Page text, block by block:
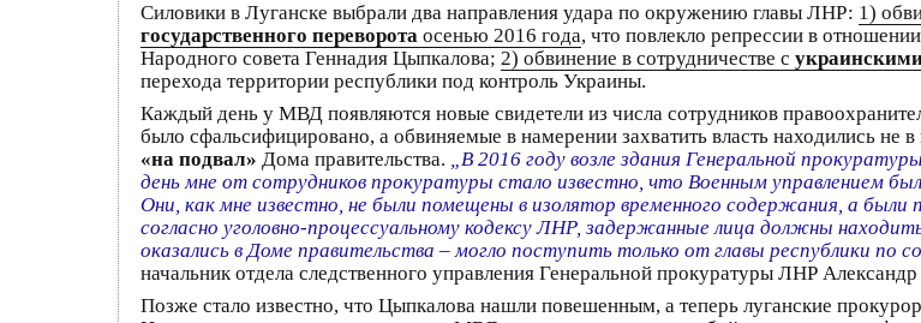
Силовики в Луганске выбрали два направления удара по окружению главы ЛНР: 1)
государственного переворота осенью 2016 года, что повлекло репрессии в
Народного cовета Геннадия Цыпкалова; 2) обвинение в сотрудничестве с
перехода территории республики под контроль Украины.
Каждый день у МВД появляются новые свидетели из числа сотрудников
было сфальсифицировано, а обвиняемые в намерении захватить власть находились
«на подвал» Дома правительства. „В 2016 году возле здания Генеральной
день мне от сотрудников прокуратуры стало известно, что Военным управлением
Они, как мне известно, не были помещены в изолятор временного содержания, а
согласно уголовно-процессуальному кодексу ЛНР, задержанные лица должны
оказались в Доме правительства – могло поступить только от главы республики по
начальник отдела следственного управления Генеральной прокуратуры ЛНР
Позже стало известно, что Цыпкалова нашли повешенным, а теперь луганские